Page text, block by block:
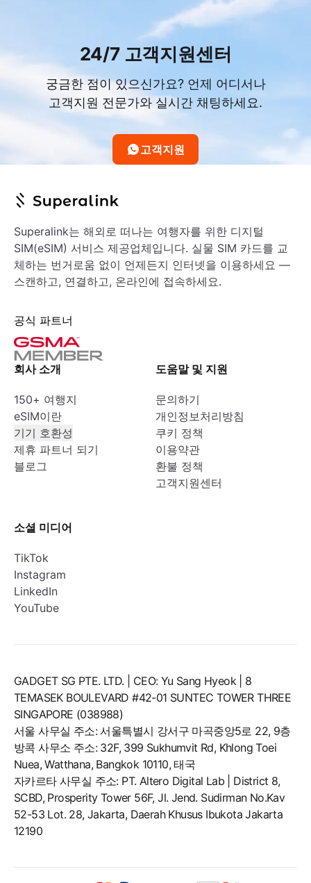
24/7 고객지원센터
궁금한 점이 있으신가요? 언제 어디서나
고객지원 전문가와 실시간 채팅하세요.
고객지원
Superalink는 해외로 떠나는 여행자를 위한 디지털
SIM(eSIM) 서비스 제공업체입니다. 실물 SIM 카드를 교
체하는 번거로움 없이 언제든지 인터넷을 이용하세요 —
스캔하고, 연결하고, 온라인에 접속하세요.
공식 파트너
회사 소개
150+ 여행지
eSIM이란
기기 호환성
제휴 파트너 되기
블로그
도움말 및 지원
문의하기
개인정보처리방침
쿠키 정책
이용약관
환불 정책
고객지원센터
소셜 미디어
TikTok
Instagram
LinkedIn
YouTube
GADGET SG PTE. LTD. | CEO: Yu Sang Hyeok | 8
TEMASEK BOULEVARD #42-01 SUNTEC TOWER THREE
SINGAPORE (038988)
서울 사무실 주소: 서울특별시 강서구 마곡중앙5로 22, 9층
방콕 사무소 주소: 32F, 399 Sukhumvit Rd, Khlong Toei
Nuea, Watthana, Bangkok 10110, 태국
자카르타 사무실 주소: PT. Altero Digital Lab | District 8,
SCBD, Prosperity Tower 56F, Jl. Jend. Sudirman No.Kav
52-53 Lot. 28, Jakarta, Daerah Khusus Ibukota Jakarta
12190